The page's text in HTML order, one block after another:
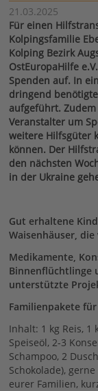
21.03.2025
Für einen
Kolpingsfamilie
Kolping Bezirk
OstEuropaHilfe
Spenden auf. In
dringend
aufgeführt.
Veranstalter um
weitere Hilfsgüter
können. Der
den nächsten
in der Ukraine
Gut erhaltene
Waisenhäuser,
Medikamente,
Binnenflüchtlinge
unterstützte
Familienpakete
Inhalt: 1 kg Reis, 1
Speiseöl, 2-3
Schampoo, 2
Schokolade),
eurer Familien,